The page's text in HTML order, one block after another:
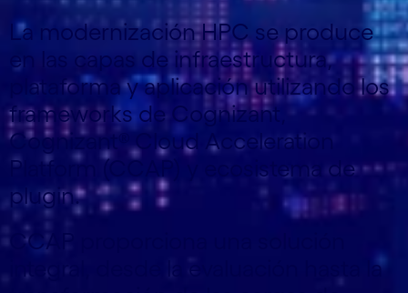
La modernización HPC se produce
en las capas de infraestructura,
plataforma y aplicación utilizando los
frameworks de Cognizant,
Cognizant® Cloud Acceleration
Platform (CCAP) y ecosistema de
plugin.
CCAP proporciona una solución
integral, desde la evaluación hasta la